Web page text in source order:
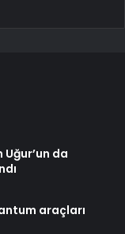
da
araçları